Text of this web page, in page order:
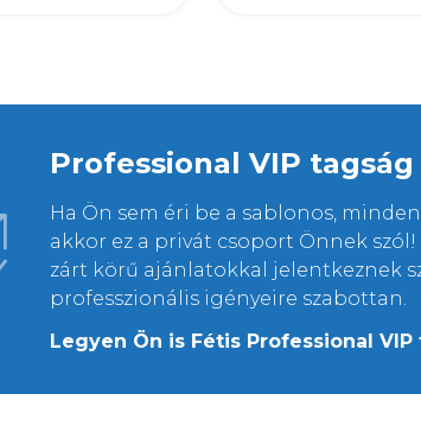
Professional VIP tagság
Ha Ön sem éri be a sablonos,
akkor ez a privát csoport Önnek
zárt körű ajánlatokkal jelentkeznek
professzionális igényeire szabottan.
Legyen Ön is Fétis Professional VIP